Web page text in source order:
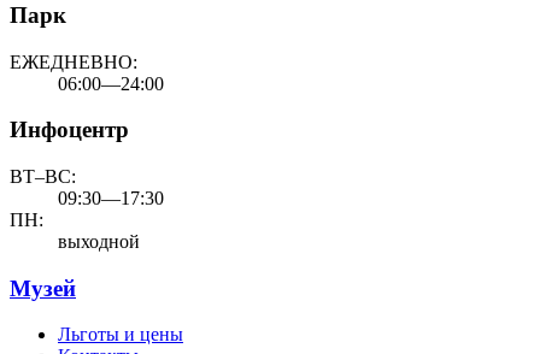
Парк
ЕЖЕДНЕВНО:
06:00—24:00
Инфоцентр
ВТ–ВС:
09:30—17:30
ПН:
выходной
Музей
Льготы и цены